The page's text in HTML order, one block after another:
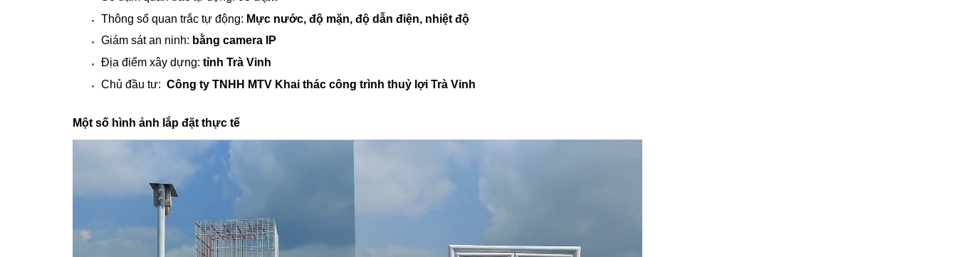
Thông số quan trắc tự động: Mực nước, độ mặn, độ dẫn điện, nhiệt độ
Giám sát an ninh: bằng camera IP
Địa điểm xây dựng: tỉnh Trà Vinh
Chủ đầu tư: Công ty TNHH MTV Khai thác công trình thuỷ lợi Trà Vinh
Một số hình ảnh lắp đặt thực tế